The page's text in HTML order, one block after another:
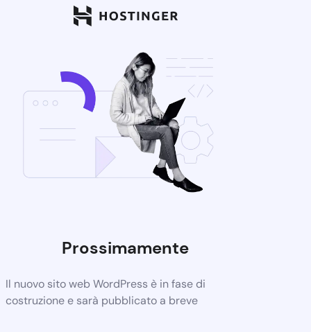
Prossimamente
Il nuovo sito web WordPress è in fase di
costruzione e sarà pubblicato a breve